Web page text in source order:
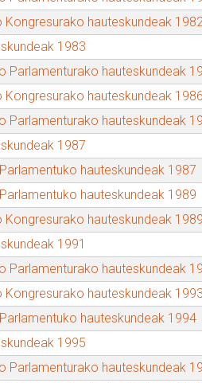
Kongresurako hauteskundeak 1982
1983
Parlamenturako hauteskundeak
Kongresurako hauteskundeak 1986
Parlamenturako hauteskundeak
1987
hauteskundeak 1987
hauteskundeak 1989
Kongresurako hauteskundeak 1989
1991
Parlamenturako hauteskundeak
Kongresurako hauteskundeak 1993
hauteskundeak 1994
1995
Parlamenturako hauteskundeak